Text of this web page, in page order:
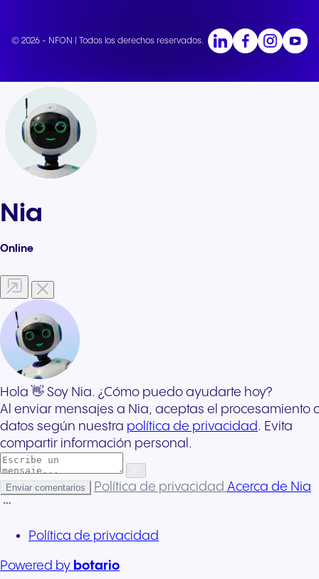
© 2026 - NFON | Todos los derechos reservados.